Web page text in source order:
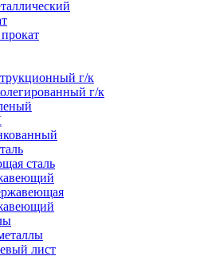
г/к
г/к
сталь
лист